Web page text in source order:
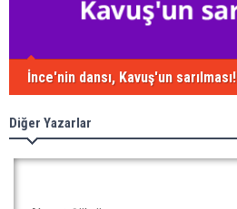
İnce'nin dansı, Kavuş'un sarılması!
Diğer Yazarlar